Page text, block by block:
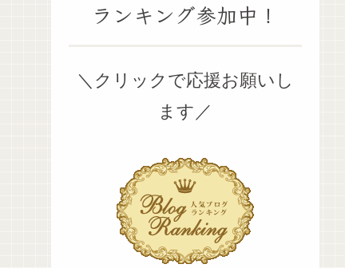
ランキング参加中！
＼クリックで応援お願いし
ます／